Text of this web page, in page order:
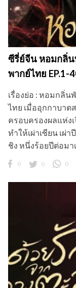
ซีรี่ย์จีน หอมกลิ่น
พากย์ไทย EP.1-
เรื่องย่อ : หอมกลิ่น
ไทย เมื่ออุกกาบาต
ครอบครองผลแห่ง
ทำให้เผ่าเซียน เผ่า
ชิง หนึ่งร้อยปีต่อมาเ
0 0 0